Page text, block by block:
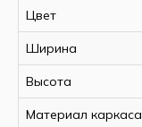
ДхШ
Основание
Количество
Материал
Материал
Цвет
Ширина
Высота
Материал каркаса